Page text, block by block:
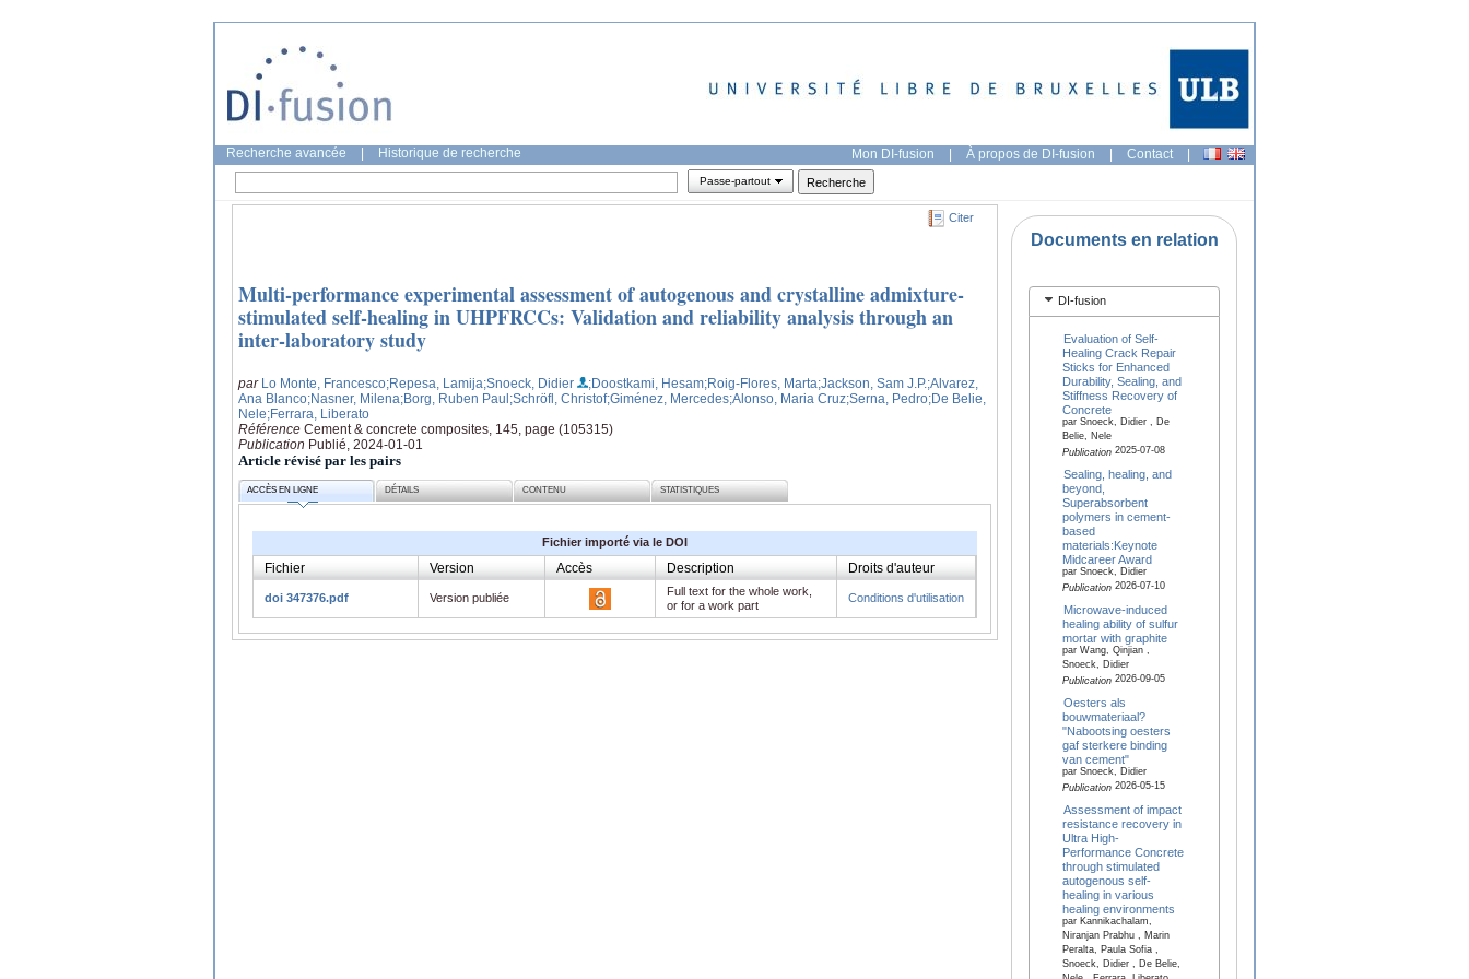
Recherche avancée Historique de recherche Mon DI-fusion | À propos de DI-fusion | Contact |
Passe-partout
Citer
Multi-performance experimental assessment of autogenous and crystalline admixture-
stimulated self-healing in UHPFRCCs: Validation and reliability analysis through an
inter-laboratory study
par Lo Monte, Francesco;Repesa, Lamija;Snoeck, Didier ;Doostkami, Hesam;Roig-Flores, Marta;Jackson, Sam J.P.;Alvarez,
Ana Blanco;Nasner, Milena;Borg, Ruben Paul;Schröfl, Christof;Giménez, Mercedes;Alonso, Maria Cruz;Serna, Pedro;De Belie,
Nele;Ferrara, Liberato
Référence Cement & concrete composites, 145, page (105315)
Publication Publié, 2024-01-01
Article révisé par les pairs
ACCÈS EN LIGNE DÉTAILS CONTENU STATISTIQUES
Fichier importé via le DOI
Fichier Version Accès Description Droits d'auteur
doi 347376.pdf Version publiée
Full text for the whole work,
or for a work part
Conditions d'utilisation
Documents en relation
DI-fusion
Evaluation of Self-
Healing Crack Repair
Sticks for Enhanced
Durability, Sealing, and
Stiffness Recovery of
Concrete
par Snoeck, Didier , De
Belie, Nele
Publication2025-07-08
Sealing, healing, and
beyond,
Superabsorbent
polymers in cement-
based
materials:Keynote
Midcareer Award
par Snoeck, Didier
Publication2026-07-10
Microwave-induced
healing ability of sulfur
mortar with graphite
par Wang, Qinjian ,
Snoeck, Didier
Publication2026-09-05
Oesters als
bouwmateriaal?
"Nabootsing oesters
gaf sterkere binding
van cement"
par Snoeck, Didier
Publication2026-05-15
Assessment of impact
resistance recovery in
Ultra High-
Performance Concrete
through stimulated
autogenous self-
healing in various
healing environments
par Kannikachalam,
Niranjan Prabhu , Marin
Peralta, Paula Sofia ,
Snoeck, Didier , De Belie,